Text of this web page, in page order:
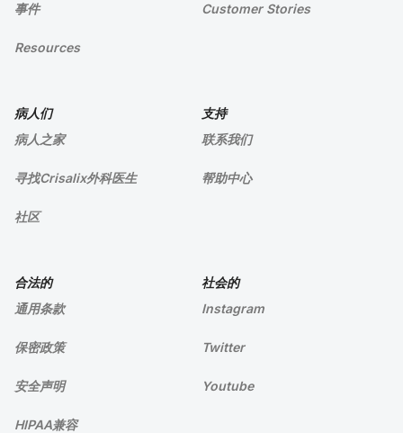
事件
Resources
Customer Stories
病人们
病人之家
寻找Crisalix外科医生
社区
支持
联系我们
帮助中心
合法的
通用条款
保密政策
安全声明
HIPAA兼容
社会的
Instagram
Twitter
Youtube